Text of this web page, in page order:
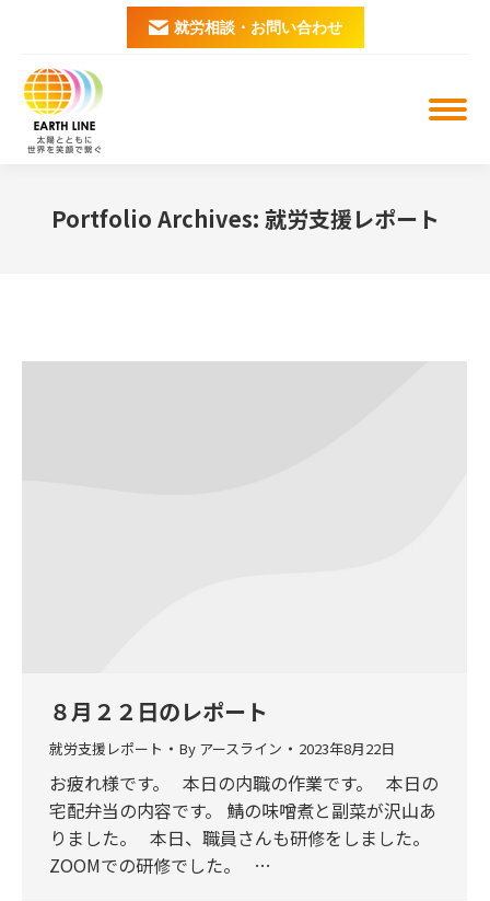
就労相談・お問い合わせ
Portfolio Archives: 就労支援レポート
８月２２日のレポート
就労支援レポート By アースライン 2023年8月22日
お疲れ様です。 本日の内職の作業です。 本日の
宅配弁当の内容です。 鯖の味噌煮と副菜が沢山あ
りました。 本日、職員さんも研修をしました。
ZOOMでの研修でした。 …